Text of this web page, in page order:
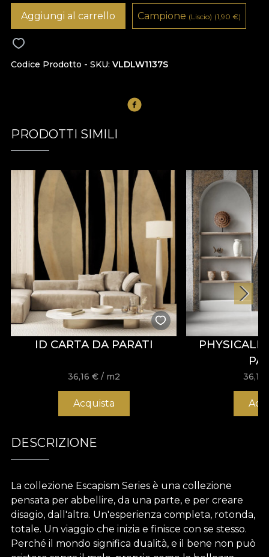
Codice Prodotto - SKU VLDLW1137S
Aggiungi al carrello Campione (Liscio) (1,90 €)
PRODOTTI SIMILI
ID CARTA DA PARATI
36,16 € / m2
Acquista
36,16
DESCRIZIONE
La collezione Escapism Series è una collezione
pensata per abbellire, da una parte, e per creare
disagio, dall'altra. Un'esperienza completa, rotonda,
totale. Un viaggio che inizia e finisce con se stesso.
Perché il mondo significa dualità, e il bene non può